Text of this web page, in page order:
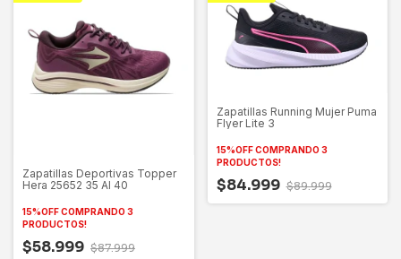
Zapatillas Deportivas Topper
Hera 25652 35 Al 40
15%OFF COMPRANDO 3
PRODUCTOS!
$58.999 $87.999
Zapatillas Running Mujer Puma
Flyer Lite 3
15%OFF COMPRANDO 3
PRODUCTOS!
$84.999 $89.999